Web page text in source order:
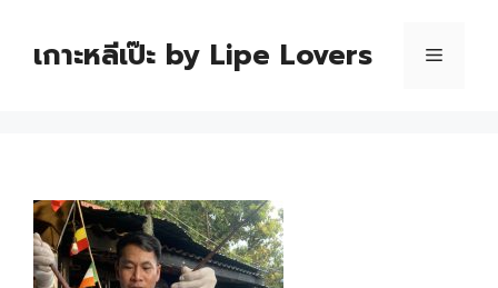
เกาะหลีเป๊ะ by Lipe Lovers